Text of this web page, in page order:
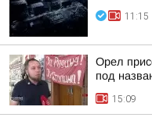
11:15
Орел
под
15:09